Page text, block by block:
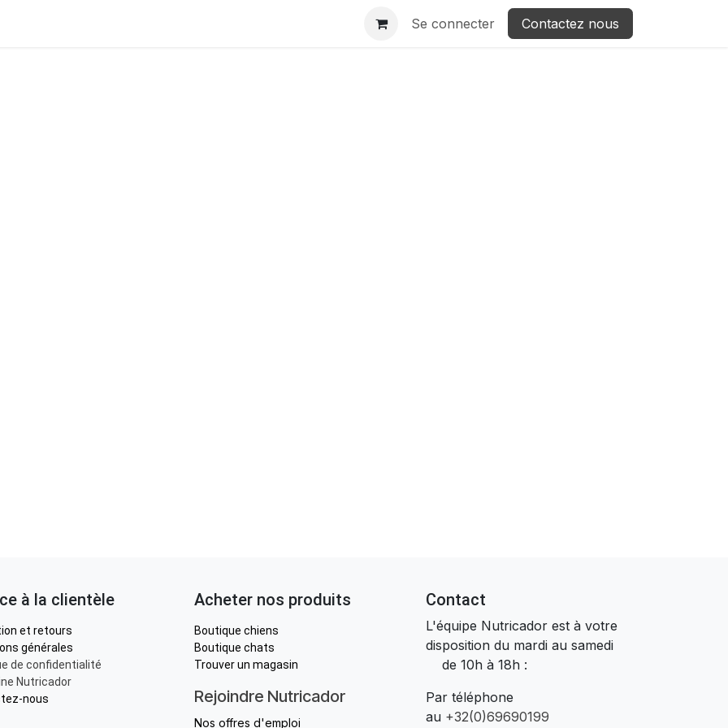
Se connecter Contactez nous
à la clientèle
et retours
générales
de confidentialité
Nutricador
nous
Acheter nos produits
Boutique chiens
Boutique chats
Trouver un magasin
Rejoindre Nutricador
Nos offres d'emploi
Contact
L'équipe Nutricador est à votre
disposition du mardi au samedi
de 10h à 18h :
Par téléphone
au +32(0)69690199